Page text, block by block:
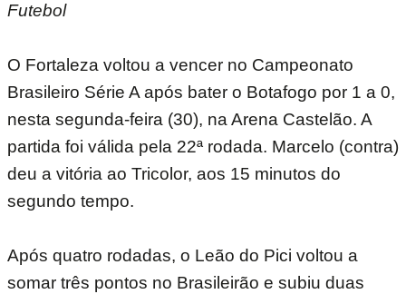
Futebol
O Fortaleza voltou a vencer no Campeonato
Brasileiro Série A após bater o Botafogo por 1 a 0,
nesta segunda-feira (30), na Arena Castelão. A
partida foi válida pela 22ª rodada. Marcelo (contra)
deu a vitória ao Tricolor, aos 15 minutos do
segundo tempo.
Após quatro rodadas, o Leão do Pici voltou a
somar três pontos no Brasileirão e subiu duas